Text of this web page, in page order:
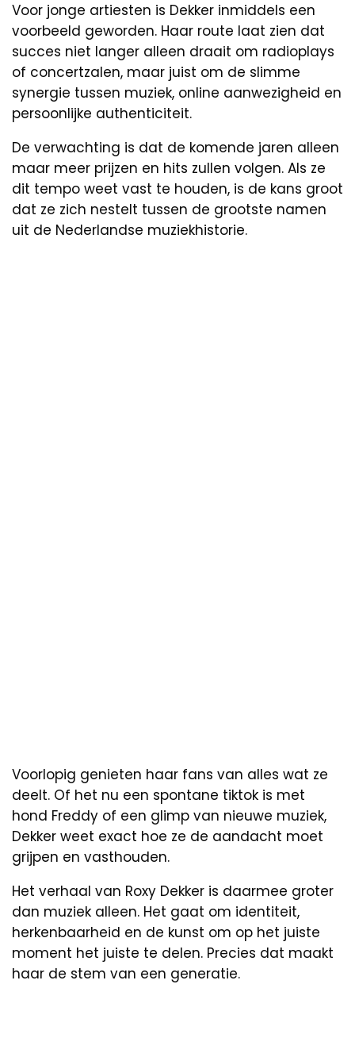
Voor jonge artiesten is Dekker inmiddels een
voorbeeld geworden. Haar route laat zien dat
succes niet langer alleen draait om radioplays
of concertzalen, maar juist om de slimme
synergie tussen muziek, online aanwezigheid en
persoonlijke authenticiteit.
De verwachting is dat de komende jaren alleen
maar meer prijzen en hits zullen volgen. Als ze
dit tempo weet vast te houden, is de kans groot
dat ze zich nestelt tussen de grootste namen
uit de Nederlandse muziekhistorie.
Voorlopig genieten haar fans van alles wat ze
deelt. Of het nu een spontane tiktok is met
hond Freddy of een glimp van nieuwe muziek,
Dekker weet exact hoe ze de aandacht moet
grijpen en vasthouden.
Het verhaal van Roxy Dekker is daarmee groter
dan muziek alleen. Het gaat om identiteit,
herkenbaarheid en de kunst om op het juiste
moment het juiste te delen. Precies dat maakt
haar de stem van een generatie.